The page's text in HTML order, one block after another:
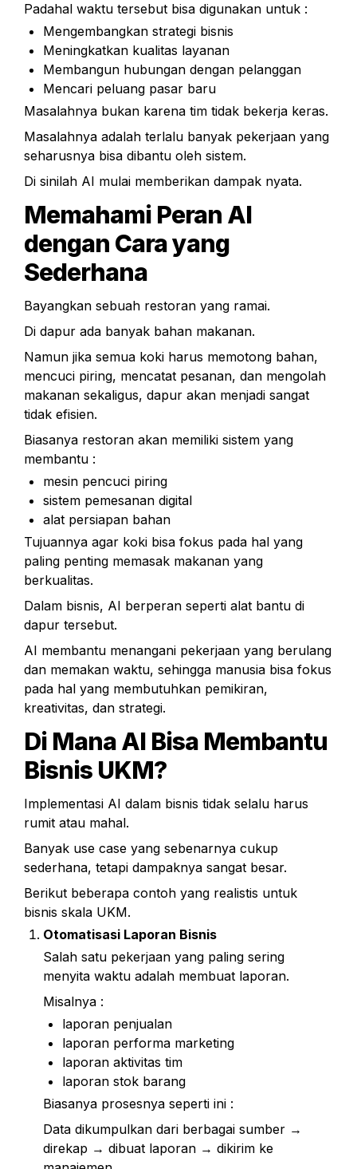
Padahal waktu tersebut bisa digunakan untuk :
Mengembangkan strategi bisnis
Meningkatkan kualitas layanan
Membangun hubungan dengan pelanggan
Mencari peluang pasar baru
Masalahnya bukan karena tim tidak bekerja keras.
Masalahnya adalah terlalu banyak pekerjaan yang
seharusnya bisa dibantu oleh sistem.
Di sinilah AI mulai memberikan dampak nyata.
Memahami Peran AI
dengan Cara yang
Sederhana
Bayangkan sebuah restoran yang ramai.
Di dapur ada banyak bahan makanan.
Namun jika semua koki harus memotong bahan,
mencuci piring, mencatat pesanan, dan mengolah
makanan sekaligus, dapur akan menjadi sangat
tidak efisien.
Biasanya restoran akan memiliki sistem yang
membantu :
mesin pencuci piring
sistem pemesanan digital
alat persiapan bahan
Tujuannya agar koki bisa fokus pada hal yang
paling penting memasak makanan yang
berkualitas.
Dalam bisnis, AI berperan seperti alat bantu di
dapur tersebut.
AI membantu menangani pekerjaan yang berulang
dan memakan waktu, sehingga manusia bisa fokus
pada hal yang membutuhkan pemikiran,
kreativitas, dan strategi.
Di Mana AI Bisa Membantu
Bisnis UKM?
Implementasi AI dalam bisnis tidak selalu harus
rumit atau mahal.
Banyak use case yang sebenarnya cukup
sederhana, tetapi dampaknya sangat besar.
Berikut beberapa contoh yang realistis untuk
bisnis skala UKM.
Otomatisasi Laporan Bisnis
Salah satu pekerjaan yang paling sering
menyita waktu adalah membuat laporan.
Misalnya :
laporan penjualan
laporan performa marketing
laporan aktivitas tim
laporan stok barang
Biasanya prosesnya seperti ini :
Data dikumpulkan dari berbagai sumber →
direkap → dibuat laporan → dikirim ke